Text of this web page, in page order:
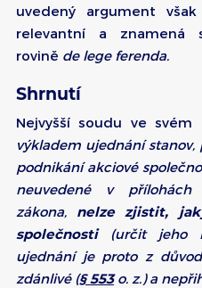
uvedený argument
relevantní a znamená
rovině de lege ferenda.
Shrnutí
Nejvyšší soudu ve svém
výkladem ujednání
podnikání akciové
neuvedené v
zákona, nelze zjistit,
společnosti(určit jeho
ujednání je proto z
zdánlivé (§ 553o. z.) a